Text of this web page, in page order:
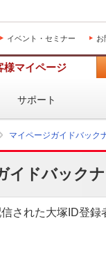
イベント・セミナー お
様マイページ
サポート
マイページガイドバッ
イドバック
された大塚ID登録